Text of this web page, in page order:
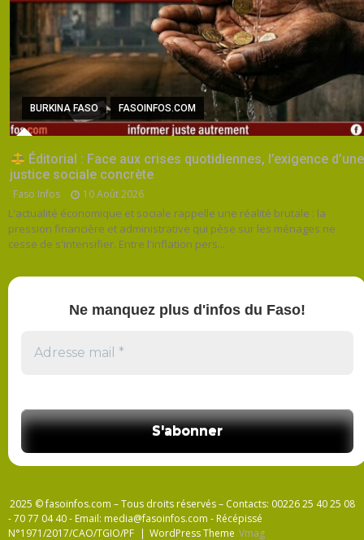
BURKINA FASO FASOINFOS.COM
Éditorial : Face aux crises quotidiennes, l’exigence d’une
justice sociale concrète
Faso Infos 10 Août 2026
L'actualité économique et sociale rappelle une réalité brutale : la
pression financière et administrative qui pèse sur les ménages ne
cesse de s'intensifier. Entre l'inflation pers...
Ne manquez plus d'infos du Faso!
2025 © fasoinfos.com – Tous droits réservés – Contacts: 00226 25 40 25 08
- 70 77 04 40 - Email: media@fasoinfos.com - Récépissé
N°1971/2017/CAO/TGIO/PF | WordPress Theme Vmag